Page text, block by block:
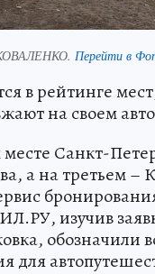
Перейти в
в рейтинге
на своем
Санкт-
а на третьем –
изучив
обозначили
для